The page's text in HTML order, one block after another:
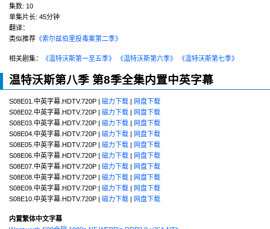
集数: 10
单集片长: 45分钟
翻译：
类似推荐 《索尔兹伯里投毒案第二季》
相关剧集： 《温特沃斯第一至五季》 《温特沃斯第六季》 《温特沃斯第七季》
温特沃斯第八季 第8季全集内置中英字幕
S08E01.中英字幕.HDTV.720P | 磁力下载 | 网盘下载
S08E02.中英字幕.HDTV.720P | 磁力下载 | 网盘下载
S08E03.中英字幕.HDTV.720P | 磁力下载 | 网盘下载
S08E04.中英字幕.HDTV.720P | 磁力下载 | 网盘下载
S08E05.中英字幕.HDTV.720P | 磁力下载 | 网盘下载
S08E06.中英字幕.HDTV.720P | 磁力下载 | 网盘下载
S08E07.中英字幕.HDTV.720P | 磁力下载 | 网盘下载
S08E08.中英字幕.HDTV.720P | 磁力下载 | 网盘下载
S08E09.中英字幕.HDTV.720P | 磁力下载 | 网盘下载
S08E10.中英字幕.HDTV.720P | 磁力下载 | 网盘下载
内置繁体中文字幕